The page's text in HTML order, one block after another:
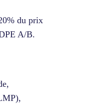
du prix
A/B.